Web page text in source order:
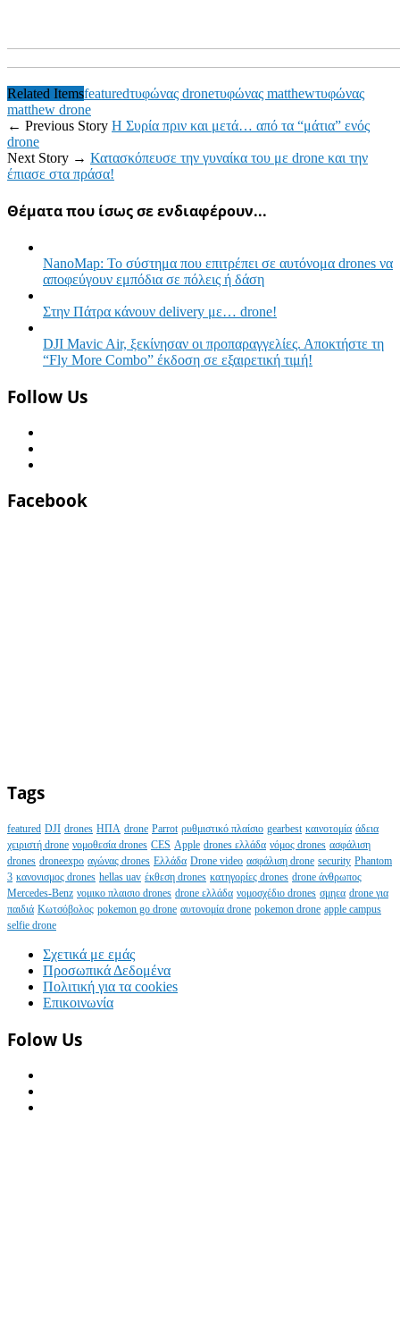
Related Itemsfeaturedτυφώνας droneτυφώνας matthewτυφώνας
matthew drone
← Previous Story Η Συρία πριν και μετά… από τα “μάτια” ενός
drone
Next Story → Κατασκόπευσε την γυναίκα του με drone και την
έπιασε στα πράσα!
Θέματα που ίσως σε ενδιαφέρουν...
NanoMap: Το σύστημα που επιτρέπει σε αυτόνομα drones να
αποφεύγουν εμπόδια σε πόλεις ή δάση
Στην Πάτρα κάνουν delivery με… drone!
DJI Mavic Air, ξεκίνησαν οι προπαραγγελίες. Αποκτήστε τη
“Fly More Combo” έκδοση σε εξαιρετική τιμή!
Follow Us
Facebook
Tags
featured DJI drones ΗΠΑ drone Parrot ρυθμιστικό πλαίσιο gearbest καινοτομία άδεια
χειριστή drone νομοθεσία drones CES Apple drones ελλάδα νόμος drones ασφάλιση
drones droneexpo αγώνας drones Ελλάδα Drone video ασφάλιση drone security Phantom
3 κανονισμος drones hellas uav έκθεση drones κατηγορίες drones drone άνθρωπος
Mercedes-Benz νομικο πλαισιο drones drone ελλάδα νομοσχέδιο drones σμηεα drone για
παιδιά Κωτσόβολος pokemon go drone αυτονομία drone pokemon drone apple campus
selfie drone
Σχετικά με εμάς
Προσωπικά Δεδομένα
Πολιτική για τα cookies
Επικοινωνία
Folow Us